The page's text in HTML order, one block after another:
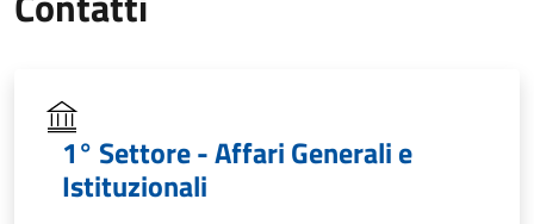
1° Settore - Affari Generali e
Istituzionali